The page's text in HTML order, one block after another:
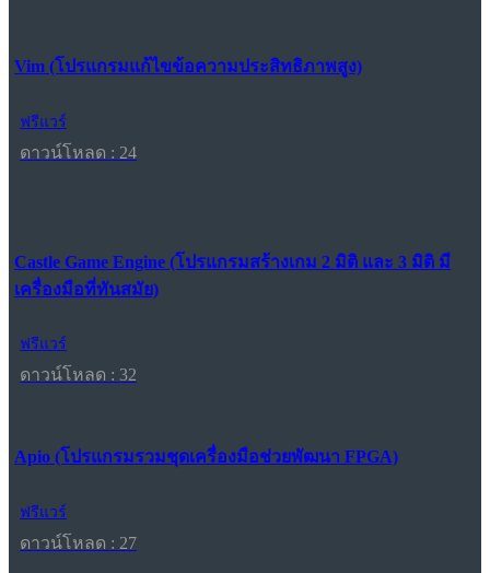
Vim (โปรแกรมแก้ไขข้อความประสิทธิภาพสูง)
ฟรีแวร์
ดาวน์โหลด : 24
Castle Game Engine (โปรแกรมสร้างเกม 2 มิติ และ 3 มิติ มี
เครื่องมือที่ทันสมัย)
ฟรีแวร์
ดาวน์โหลด : 32
Apio (โปรแกรมรวมชุดเครื่องมือช่วยพัฒนา FPGA)
ฟรีแวร์
ดาวน์โหลด : 27